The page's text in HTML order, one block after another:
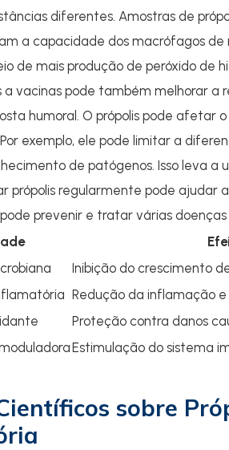
diferentes. Amostras de
a capacidade dos macrófagos
de mais produção de peróxido de
a vacinas pode também melhorar a
humoral. O própolis pode afetar
exemplo, ele pode limitar a
de patógenos. Isso leva a
própolis regularmente pode ajudar
pode prevenir e tratar várias
Inibição do crescimento
Redução da inflamação
Proteção contra danos
Estimulação do sistema
sobre